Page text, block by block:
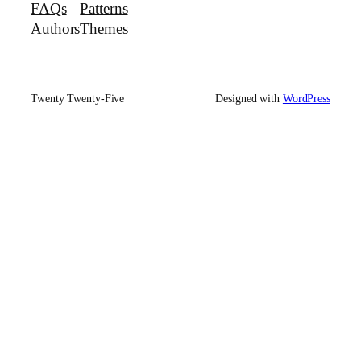
FAQs
Authors
Patterns
Themes
Twenty Twenty-Five Designed with WordPress